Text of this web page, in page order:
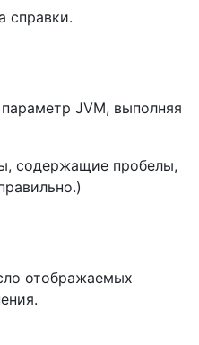
справки.
JVM, выполняя
содержащие пробелы,
отображаемых